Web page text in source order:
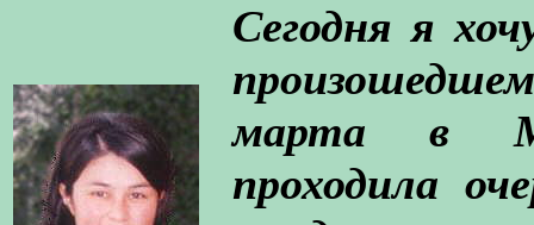
Сегодня я
марта в
проходила